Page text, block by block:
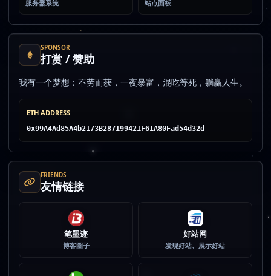
服务器系统 站点面板
SPONSOR
打赏 / 赞助
我有一个梦想：不劳而获，一夜暴富，混吃等死，躺赢人生。
ETH ADDRESS
0x99A4Ad85A4b2173B287199421F61A80Fad54d32d
FRIENDS
友情链接
笔墨迹
博客圈子
好站网
发现好站、展示好站